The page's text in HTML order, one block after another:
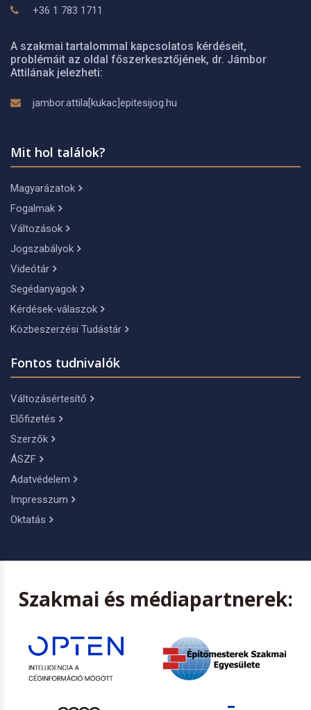
+36 1 783 1711
A szakmai tartalommal kapcsolatos kérdéseit,
problémáit az oldal főszerkesztőjének, dr. Jámbor
Attilának jelezheti:
jambor.attila[kukac]epitesijog.hu
Mit hol találok?
Magyarázatok
Fogalmak
Változások
Jogszabályok
Videótár
Segédanyagok
Kérdések-válaszok
Közbeszerzési Tudástár
Fontos tudnivalók
Változásértesítő
Előfizetés
Szerzők
ÁSZF
Adatvédelem
Impresszum
Oktatás
Szakmai és médiapartnerek: